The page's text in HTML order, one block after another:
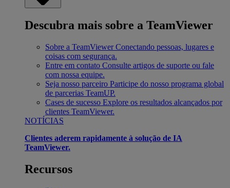
Descubra mais sobre a TeamViewer
Sobre a TeamViewer Conectando pessoas, lugares e
coisas com segurança.
Entre em contato Consulte artigos de suporte ou fale
com nossa equipe.
Seja nosso parceiro Participe do nosso programa global
de parcerias TeamUP.
Cases de sucesso Explore os resultados alcançados por
clientes TeamViewer.
NOTÍCIAS
Clientes aderem rapidamente à solução de IA
TeamViewer.
Recursos